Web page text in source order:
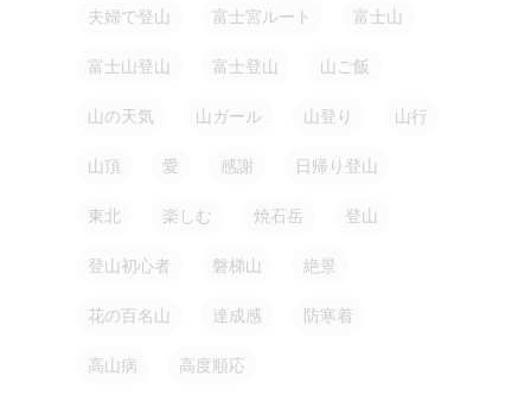
夫婦で登山 富士宮ルート 富士山
富士山登山 富士登山 山ご飯
山の天気 山ガール 山登り 山行
山頂 愛 感謝 日帰り登山
東北 楽しむ 焼石岳 登山
登山初心者 磐梯山 絶景
花の百名山 達成感 防寒着
高山病 高度順応